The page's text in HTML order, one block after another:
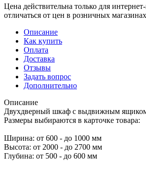
Цена действительна только для
отличаться от цен в розничных магазинах
Описание
Как купить
Оплата
Доставка
Отзывы
Задать вопрос
Дополнительно
Описание
Двухдверный шкаф с выдвижным
Размеры выбираются в карточке товара:
Ширина: от 600 - до 1000 мм
Высота: от 2000 - до 2700 мм
Глубина: от 500 - до 600 мм